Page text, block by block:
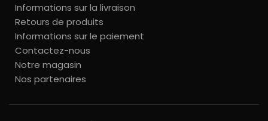
Informations sur la livraison
Retours de produits
Informations sur le paiement
Contactez-nous
Notre magasin
Nos partenaires